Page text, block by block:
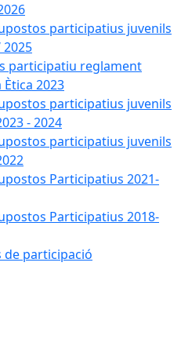
participatius juvenils
2025
participatiu reglament
Ètica 2023
participatius juvenils
- 2024
participatius juvenils
Participatius 2021-
Participatius 2018-
de participació